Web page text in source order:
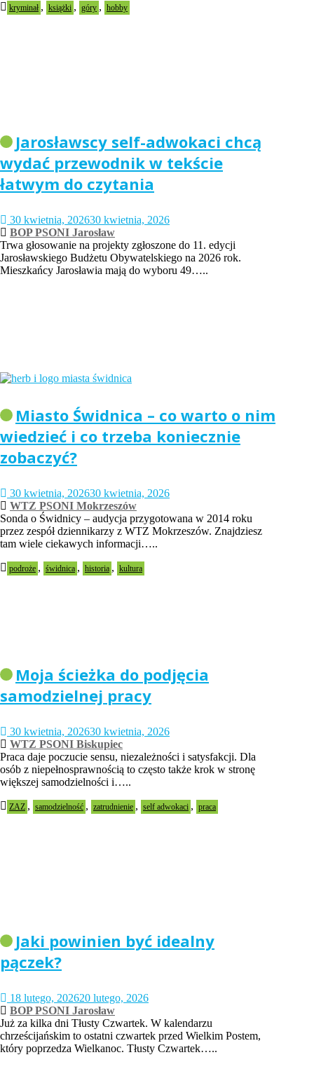
kryminał , książki , góry , hobby
Jarosławscy self-adwokaci chcą
wydać przewodnik w tekście
łatwym do czytania
30 kwietnia, 202630 kwietnia, 2026
BOP PSONI Jarosław
Trwa głosowanie na projekty zgłoszone do 11. edycji
Jarosławskiego Budżetu Obywatelskiego na 2026 rok.
Mieszkańcy Jarosławia mają do wyboru 49…..
Miasto Świdnica – co warto o nim
wiedzieć i co trzeba koniecznie
zobaczyć?
30 kwietnia, 202630 kwietnia, 2026
WTZ PSONI Mokrzeszów
Sonda o Świdnicy – audycja przygotowana w 2014 roku
przez zespół dziennikarzy z WTZ Mokrzeszów. Znajdziesz
tam wiele ciekawych informacji…..
podroże , świdnica , historia , kultura
Moja ścieżka do podjęcia
samodzielnej pracy
30 kwietnia, 202630 kwietnia, 2026
WTZ PSONI Biskupiec
Praca daje poczucie sensu, niezależności i satysfakcji. Dla
osób z niepełnosprawnością to często także krok w stronę
większej samodzielności i…..
ZAZ , samodzielność , zatrudnienie , self adwokaci , praca
Jaki powinien być idealny
pączek?
18 lutego, 202620 lutego, 2026
BOP PSONI Jarosław
Już za kilka dni Tłusty Czwartek. W kalendarzu
chrześcijańskim to ostatni czwartek przed Wielkim Postem,
który poprzedza Wielkanoc. Tłusty Czwartek…..